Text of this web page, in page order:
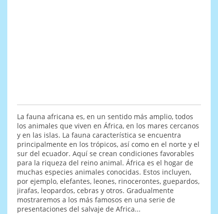
La fauna africana es, en un sentido más amplio, todos
los animales que viven en África, en los mares cercanos
y en las islas. La fauna característica se encuentra
principalmente en los trópicos, así como en el norte y el
sur del ecuador. Aquí se crean condiciones favorables
para la riqueza del reino animal. África es el hogar de
muchas especies animales conocidas. Estos incluyen,
por ejemplo, elefantes, leones, rinocerontes, guepardos,
jirafas, leopardos, cebras y otros. Gradualmente
mostraremos a los más famosos en una serie de
presentaciones del salvaje de Africa...